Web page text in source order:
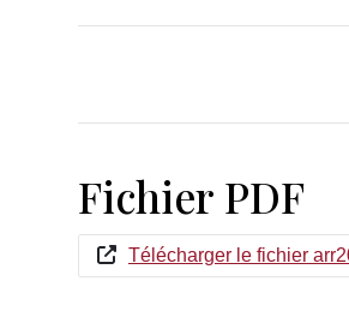
Fichier PDF
Télécharger le fichier